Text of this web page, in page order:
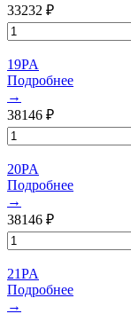
33232 ₽
19PA
Подробнее
→
38146 ₽
20PA
Подробнее
→
38146 ₽
21PA
Подробнее
→